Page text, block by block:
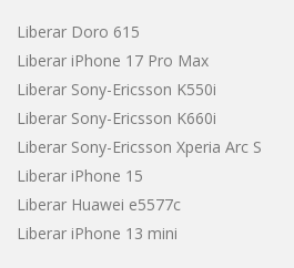
Liberar Doro 615
Liberar iPhone 17 Pro Max
Liberar Sony-Ericsson K550i
Liberar Sony-Ericsson K660i
Liberar Sony-Ericsson Xperia Arc S
Liberar iPhone 15
Liberar Huawei e5577c
Liberar iPhone 13 mini